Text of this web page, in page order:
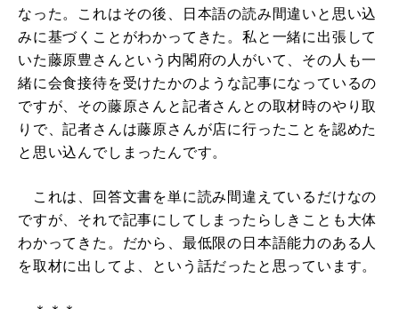
なった。これはその後、日本語の読み間違いと思い込
みに基づくことがわかってきた。私と一緒に出張して
いた藤原豊さんという内閣府の人がいて、その人も一
緒に会食接待を受けたかのような記事になっているの
ですが、その藤原さんと記者さんとの取材時のやり取
りで、記者さんは藤原さんが店に行ったことを認めた
と思い込んでしまったんです。
これは、回答文書を単に読み間違えているだけなの
ですが、それで記事にしてしまったらしきことも大体
わかってきた。だから、最低限の日本語能力のある人
を取材に出してよ、という話だったと思っています。